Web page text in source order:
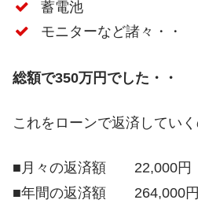
蓄電池
モニターなど諸々・・
総額で350万円でした・・
これをローンで返済してい
■月々の返済額 22,000円
■年間の返済額 264,000円